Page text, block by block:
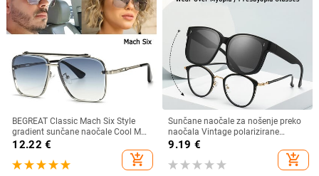
BEGREAT Classic Mach Six Style
gradient sunčane naočale Cool Men
Vintage Brand Design Sunčane
naočale Lentes očki sunčanye
ženskie
12.22 €
add_shopping_cart
Sunčane naočale za nošenje preko
naočala Vintage polarizirane
sunčane naočale za muškarce i
žene, kratkovidnost, dalekovidnost,
sjenila za vožnju na otvorenom
9.19 €
add_shopping_cart